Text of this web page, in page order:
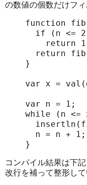
の数値の個数だけフ
function
if (n <=
return
return
}
var x =
var n = 1;
while (n <=
  n = n + 1;
}
コンパイル結果は下
改行を補って整形して